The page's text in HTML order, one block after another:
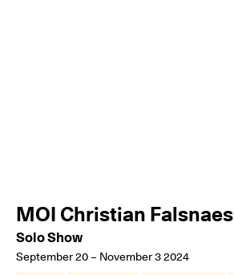
MOI Christian Falsnaes
Solo Show
September 20 – November 3 2024